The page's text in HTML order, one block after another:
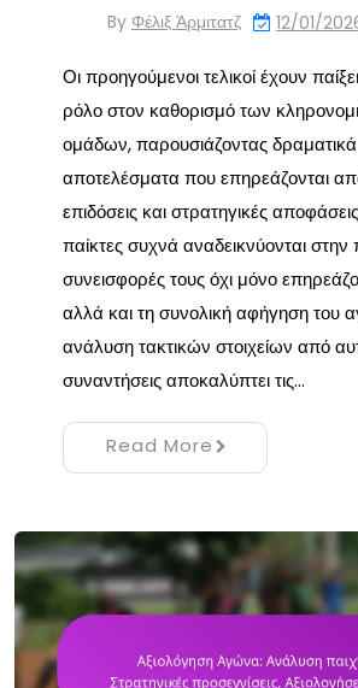
By Φέλιξ Άρμιτατζ 12/01/
Οι προηγούμενοι τελικοί έχουν
ρόλο στον καθορισμό των
ομάδων, παρουσιάζοντας δραματικά
αποτελέσματα που επηρεάζονται
επιδόσεις και στρατηγικές
παίκτες συχνά αναδεικνύονται στην
συνεισφορές τους όχι μόνο
αλλά και τη συνολική αφήγηση του
ανάλυση τακτικών στοιχείων από
συναντήσεις αποκαλύπτει τις…
Read More